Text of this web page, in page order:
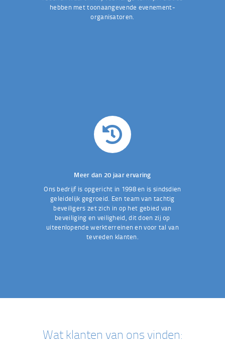
hebben met toonaangevende evenement-
organisatoren.
Meer dan 20 jaar ervaring
Ons bedrijf is opgericht in 1998 en is sindsdien
geleidelijk gegroeid. Een team van tachtig
beveiligers zet zich in op het gebied van
beveiliging en veiligheid, dit doen zij op
uiteenlopende werkterreinen en voor tal van
tevreden klanten.
Wat klanten van ons vinden: